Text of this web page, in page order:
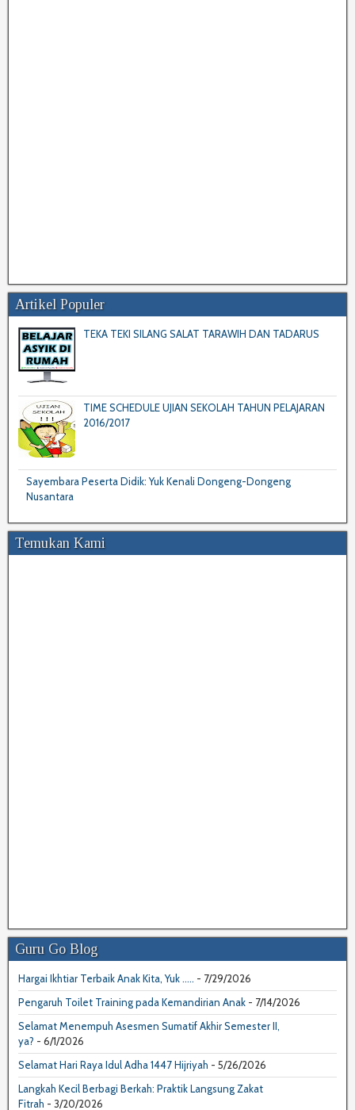
Artikel Populer
TEKA TEKI SILANG SALAT TARAWIH DAN TADARUS
TIME SCHEDULE UJIAN SEKOLAH TAHUN PELAJARAN
2016/2017
Sayembara Peserta Didik: Yuk Kenali Dongeng-Dongeng
Nusantara
Temukan Kami
Guru Go Blog
Hargai Ikhtiar Terbaik Anak Kita, Yuk ..... - 7/29/2026
Pengaruh Toilet Training pada Kemandirian Anak - 7/14/2026
Selamat Menempuh Asesmen Sumatif Akhir Semester II,
ya? - 6/1/2026
Selamat Hari Raya Idul Adha 1447 Hijriyah - 5/26/2026
Langkah Kecil Berbagi Berkah: Praktik Langsung Zakat
Fitrah - 3/20/2026